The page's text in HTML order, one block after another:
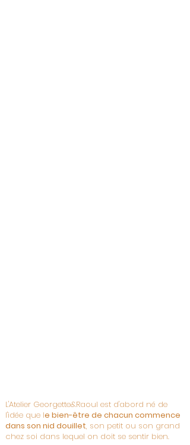
L'Atelier Georgette&Raoul est d'abord né de
l'idée que le bien-être de chacun commence
dans son nid douillet, son petit ou son grand
chez soi dans lequel on doit se sentir bien.